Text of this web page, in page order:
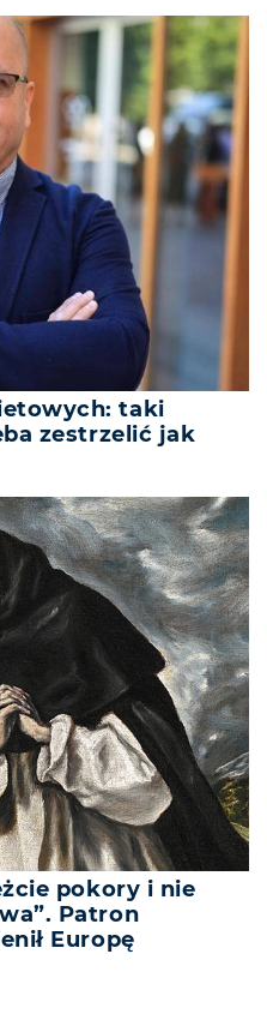
taki
zestrzelić jak
pokory i nie
Patron
Europę